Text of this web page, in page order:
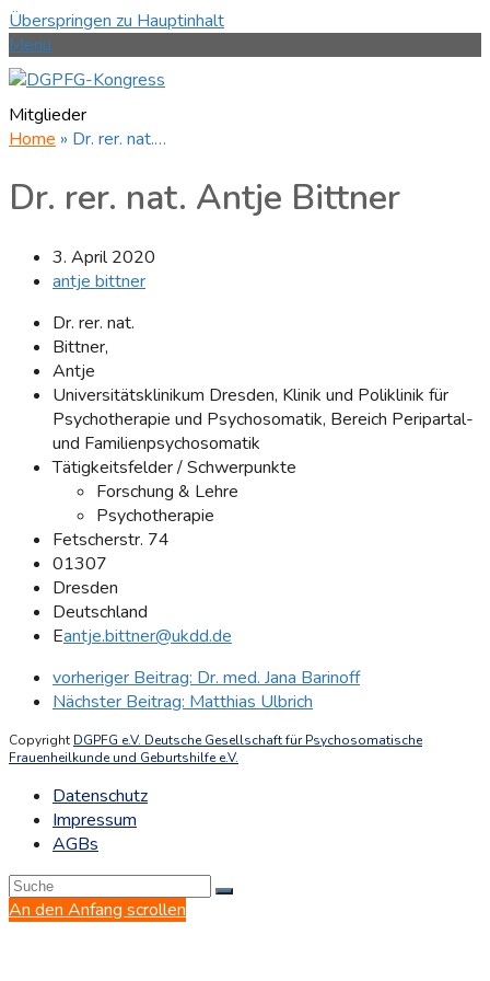
Überspringen zu Hauptinhalt
Menü
Mitglieder
Home » Dr. rer. nat.…
Dr. rer. nat. Antje Bittner
3. April 2020
antje bittner
Dr. rer. nat.
Bittner,
Antje
Universitätsklinikum Dresden, Klinik und Poliklinik für
Psychotherapie und Psychosomatik, Bereich Peripartal-
und Familienpsychosomatik
Tätigkeitsfelder / Schwerpunkte
Forschung & Lehre
Psychotherapie
Fetscherstr. 74
01307
Dresden
Deutschland
Eantje.bittner@ukdd.de
vorheriger Beitrag: Dr. med. Jana Barinoff
Nächster Beitrag: Matthias Ulbrich
Copyright DGPFG e.V. Deutsche Gesellschaft für Psychosomatische
Frauenheilkunde und Geburtshilfe e.V.
Datenschutz
Impressum
AGBs
An den Anfang scrollen